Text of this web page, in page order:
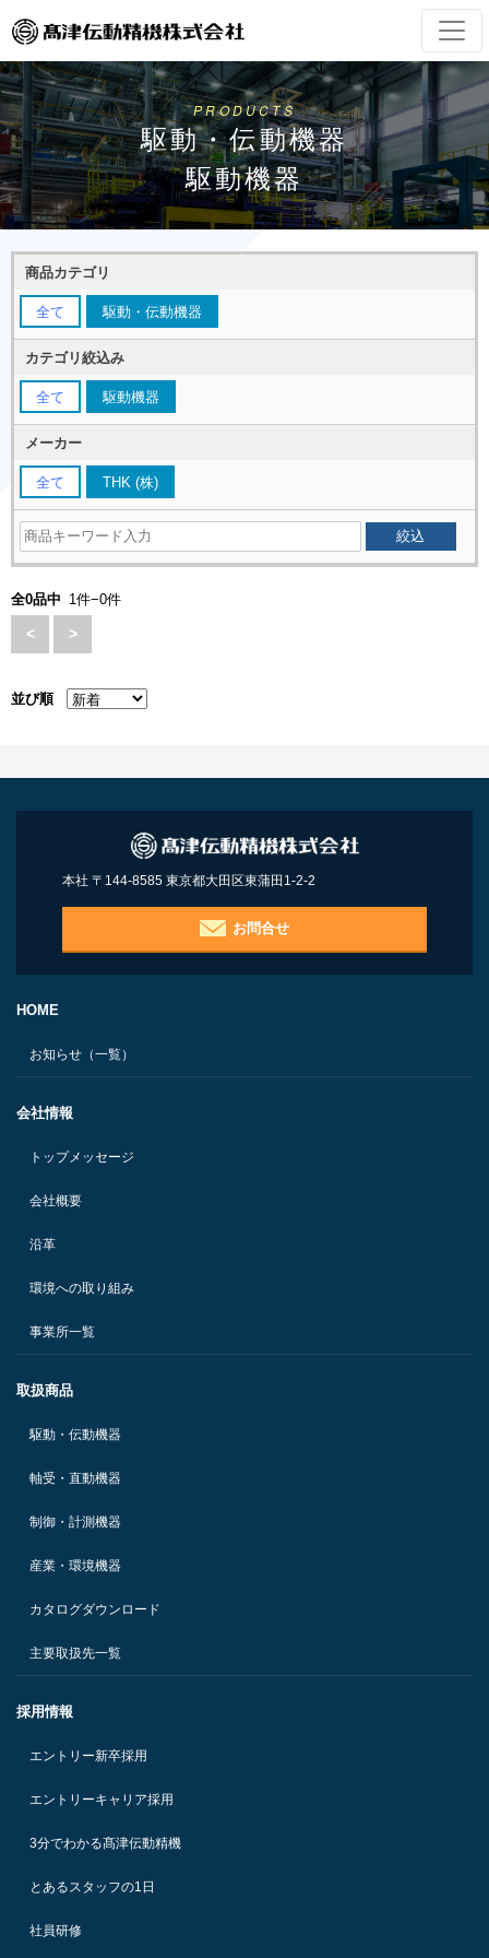
PRODUCTS
駆動・伝動機器
駆動機器
商品カテゴリ
全て 駆動・伝動機器
カテゴリ絞込み
全て 駆動機器
メーカー
全て THK (株)
全0品中 1件−0件
< >
並び順
本社 〒144-8585 東京都大田区東蒲田1-2-2
お問合せ
HOME
お知らせ（一覧）
会社情報
トップメッセージ
会社概要
沿革
環境への取り組み
事業所一覧
取扱商品
駆動・伝動機器
軸受・直動機器
制御・計測機器
産業・環境機器
カタログダウンロード
主要取扱先一覧
採用情報
エントリー新卒採用
エントリーキャリア採用
3分でわかる髙津伝動精機
とあるスタッフの1日
社員研修